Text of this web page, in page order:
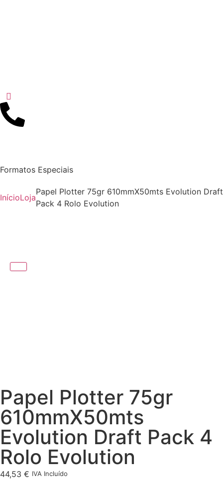
Formatos Especiais
InícioLoja
Papel Plotter 75gr 610mmX50mts Evolution Draft
Pack 4 Rolo Evolution
Papel Plotter 75gr
610mmX50mts
Evolution Draft Pack 4
Rolo Evolution
44,53 € IVA Incluído